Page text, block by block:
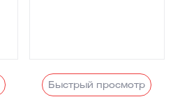
Быстрый просмотр